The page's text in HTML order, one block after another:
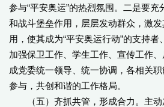
参与“平安奥运”的热烈氛围。二是要
和战斗堡垒作用，层层发动群众，激
用，使其成为“平安奥运行动”的支持
加强保卫工作、学生工作、宣传工作
成党委统一领导、统一协调，各相关
参与，共创和谐的工作格局。
（五）齐抓共管，形成合力。主动